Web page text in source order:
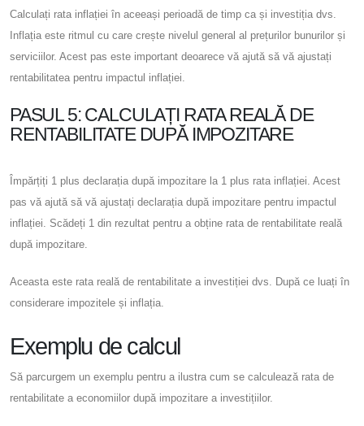
Calculați rata inflației în aceeași perioadă de timp ca și investiția dvs.
Inflația este ritmul cu care crește nivelul general al prețurilor bunurilor și
serviciilor. Acest pas este important deoarece vă ajută să vă ajustați
rentabilitatea pentru impactul inflației.
PASUL 5: CALCULAȚI RATA REALĂ DE
RENTABILITATE DUPĂ IMPOZITARE
Împărțiți 1 plus declarația după impozitare la 1 plus rata inflației. Acest
pas vă ajută să vă ajustați declarația după impozitare pentru impactul
inflației. Scădeți 1 din rezultat pentru a obține rata de rentabilitate reală
după impozitare.
Aceasta este rata reală de rentabilitate a investiției dvs. După ce luați în
considerare impozitele și inflația.
Exemplu de calcul
Să parcurgem un exemplu pentru a ilustra cum se calculează rata de
rentabilitate a economiilor după impozitare a investițiilor.